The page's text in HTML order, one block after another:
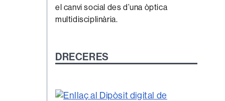
el canvi social des d’una òptica
multidisciplinària.
DRECERES